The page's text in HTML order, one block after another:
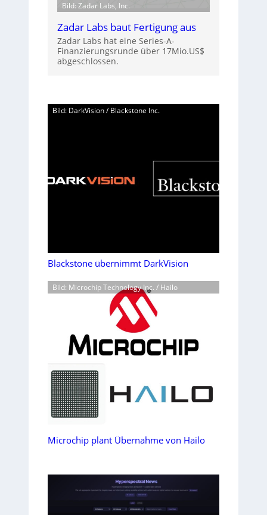
Bild: Zadar Labs, Inc.
Zadar Labs baut Fertigung aus
Zadar Labs hat eine Series-A-
Finanzierungsrunde über 17Mio.US$
abgeschlossen.
Bild: DarkVision / Blackstone Inc.
Blackstone übernimmt DarkVision
Bild: Microchip Technology Inc. / Hailo
Microchip plant Übernahme von Hailo